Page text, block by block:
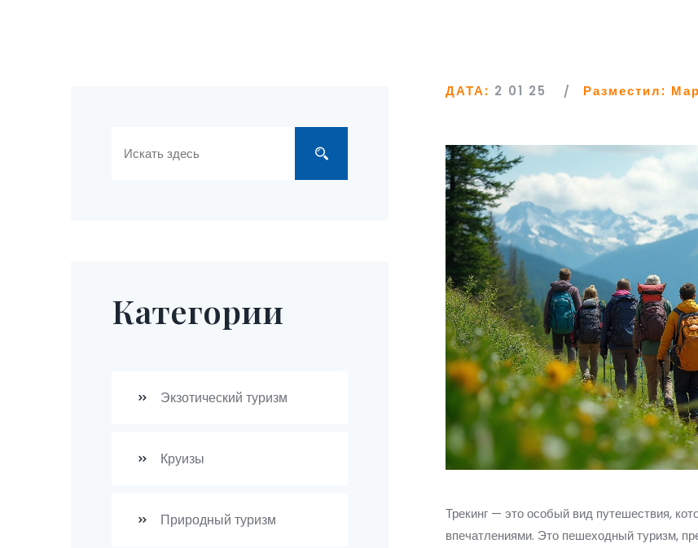
ДАТА: 2 01 25 Разместил:
Трекинг — это особый вид путешествия,
впечатлениями. Это пешеходный туризм,
Категории
Экзотический туризм
Круизы
Природный туризм